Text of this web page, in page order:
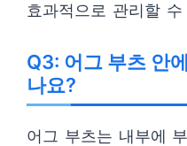
효과적으로 관리할 수
Q3: 어그 부츠 안
나요?
어그 부츠는 내부에